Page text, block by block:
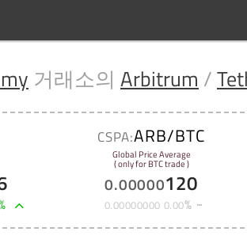
거래소의 Arbitrum /
CSPA:ARB/BTC
Global Price Average
( only for BTC trade )
0.00000120
0.00000000 0.00%